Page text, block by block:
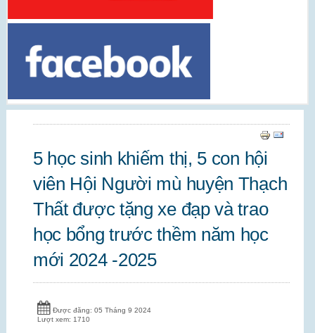
5 học sinh khiếm thị, 5 con hội
viên Hội Người mù huyện Thạch
Thất được tặng xe đạp và trao
học bổng trước thềm năm học
mới 2024 -2025
Được đăng: 05 Tháng 9 2024
Lượt xem: 1710